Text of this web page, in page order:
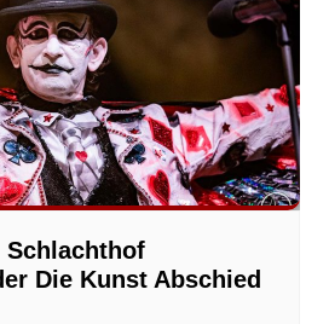
Schlachthof
Die Kunst Abschied